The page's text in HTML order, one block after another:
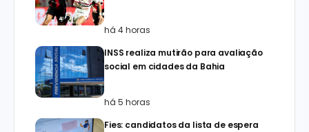
há 4 horas
INSS realiza mutirão para avaliação
social em cidades da Bahia
há 5 horas
Fies: candidatos da lista de espera